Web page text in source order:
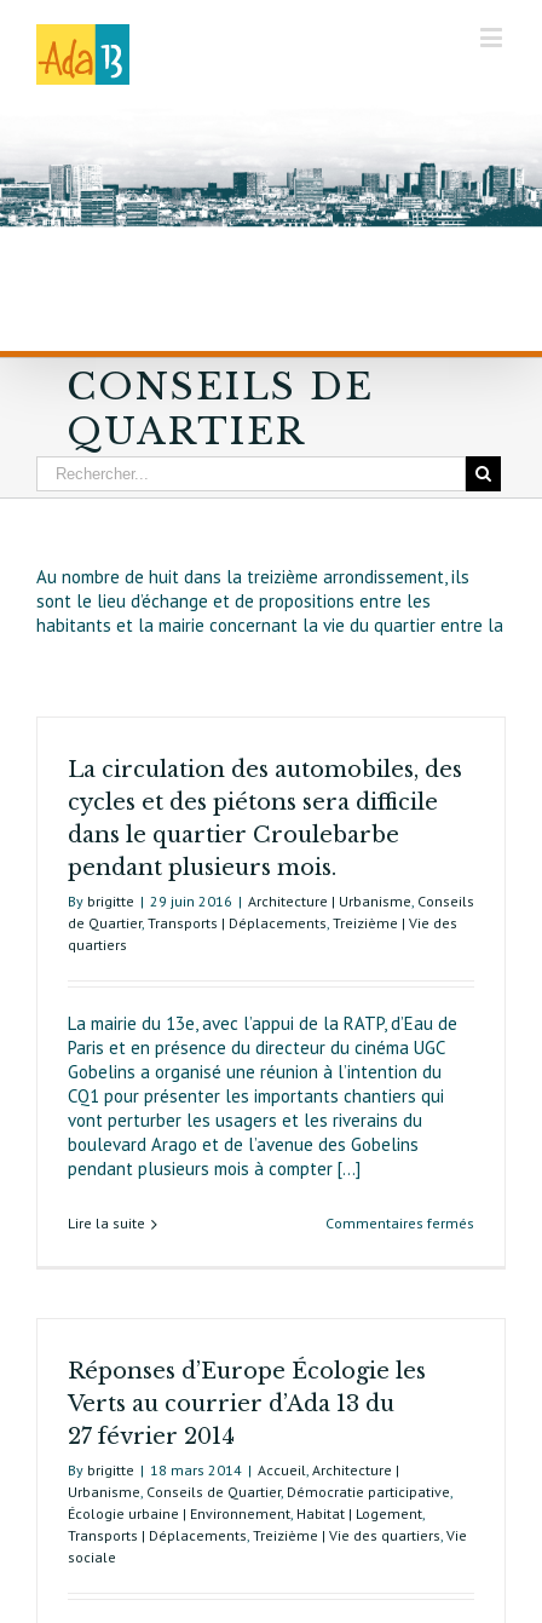
CONSEILS DE
QUARTIER
Au nombre de huit dans la treizième arrondissement, ils
sont le lieu d’échange et de propositions entre les
habitants et la mairie concernant la vie du quartier entre la
La circulation des automobiles, des
cycles et des piétons sera difficile
dans le quartier Croulebarbe
pendant plusieurs mois.
By brigitte | 29 juin 2016 | Architecture | Urbanisme, Conseils
de Quartier, Transports | Déplacements, Treizième | Vie des
quartiers
La mairie du 13e, avec l’appui de la RATP, d’Eau de
Paris et en présence du directeur du cinéma UGC
Gobelins a organisé une réunion à l’intention du
CQ1 pour présenter les importants chantiers qui
vont perturber les usagers et les riverains du
boulevard Arago et de l’avenue des Gobelins
pendant plusieurs mois à compter [...]
Lire la suite Commentaires fermés
Réponses d’Europe Écologie les
Verts au courrier d’Ada 13 du
27 février 2014
By brigitte | 18 mars 2014 | Accueil, Architecture |
Urbanisme, Conseils de Quartier, Démocratie participative,
Écologie urbaine | Environnement, Habitat | Logement,
Transports | Déplacements, Treizième | Vie des quartiers, Vie
sociale